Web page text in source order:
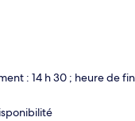
: 14 h 30 ; heure de fin